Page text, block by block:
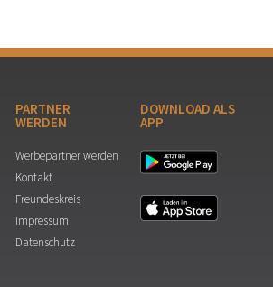
PARTNER
WERDEN
Werbepartner werden
Kontakt
Freundeskreis
Impressum
Datenschutz
DOWNLOAD ALS
APP